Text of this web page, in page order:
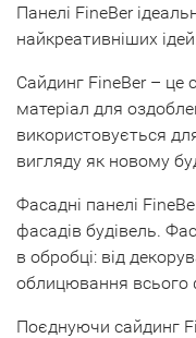
Панелі FineBer
найкреативніших ідей.
Сайдинг FineBer – це
матеріал для
використовується
вигляду як новому
Фасадні панелі
фасадів будівель.
в обробці: від
облицювання всього
Поєднуючи сайдинг